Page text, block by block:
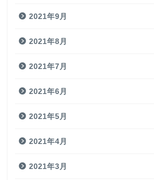
2021年9月
2021年8月
2021年7月
2021年6月
2021年5月
2021年4月
2021年3月